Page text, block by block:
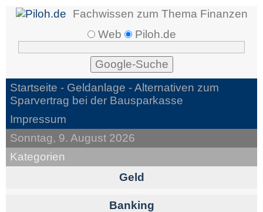
Fachwissen zum Thema Finanzen
Web
Piloh.de
Startseite - Geldanlage - Alternativen zum
Sparvertrag bei der Bausparkasse
Impressum
Sonntag, 9. August 2026
Kategorien
Geld
Banking